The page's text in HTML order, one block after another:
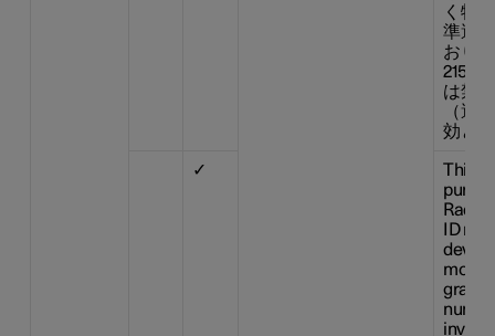
く特
準適
おり
215-
は禁
（適
効と
✓
This
Radio
ID n°